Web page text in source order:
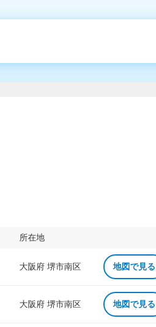
所在地
大阪府 堺市南区 地図で見る
大阪府 堺市南区 地図で見る